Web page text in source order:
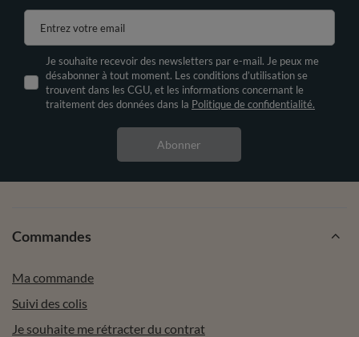
Entrez votre email
Je souhaite recevoir des newsletters par e-mail. Je peux me
désabonner à tout moment. Les conditions d’utilisation se
trouvent dans les CGU, et les informations concernant le
traitement des données dans la Politique de confidentialité.
Abonner
Commandes
Ma commande
Suivi des colis
Je souhaite me rétracter du contrat